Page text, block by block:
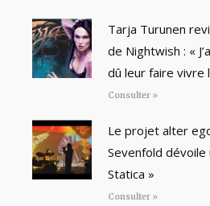
Tarja Turunen
de Nightwish : «
dû leur faire vivre
Consulter »
Le projet alter
Sevenfold dévoile
Statica »
Consulter »